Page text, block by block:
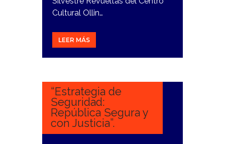
Cultural Ollin…
LEER MÁS
5
“Estrategia de
Seguridad:
República Segura y
con Justicia”.